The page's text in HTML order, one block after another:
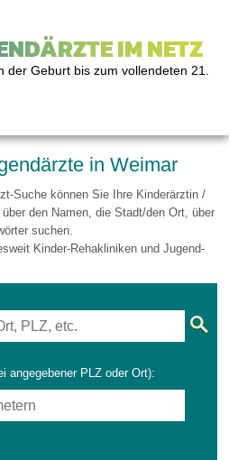
IM NETZ
Geburt bis zum vollendeten 21.
in Weimar
Suche können Sie Ihre Kinderärztin /
den Namen, die Stadt/den Ort, über
suchen.
Kinder-Rehakliniken und Jugend-
angegebener PLZ oder Ort):